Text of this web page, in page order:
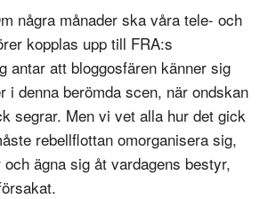
några månader ska våra tele- och
kopplas upp till FRA:s
antar att bloggosfären känner sig
i denna berömda scen, när ondskan
segrar. Men vi vet alla hur det gick
rebellflottan omorganisera sig,
ägna sig åt vardagens bestyr,